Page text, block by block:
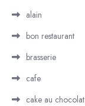
alain
bon restaurant
brasserie
cafe
cake au chocolat